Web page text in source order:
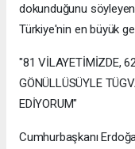
dokunduğunu söyleyen
Türkiye'nin en büyük
"81 VİLAYETİMİZDE,
GÖNÜLLÜSÜYLE
EDİYORUM"
Cumhurbaşkanı